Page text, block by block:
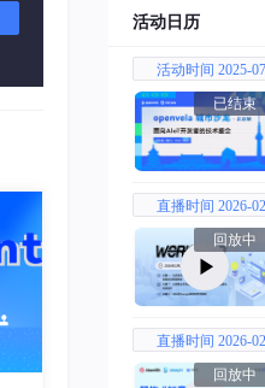
活动日历
活动时间 2025-
已结束
直播时间 2026-
回放中
直播时间 2026-
回放中